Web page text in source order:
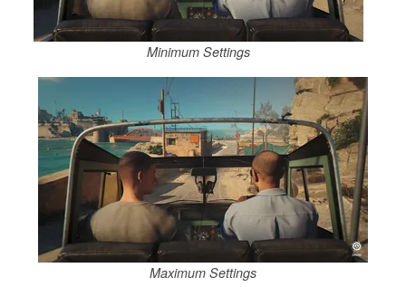
Minimum Settings
Maximum Settings